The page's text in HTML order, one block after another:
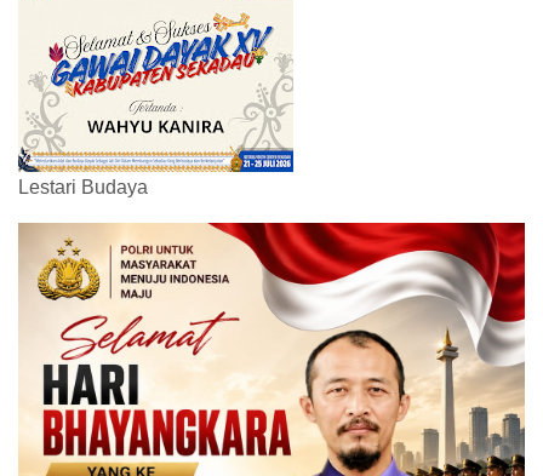
Lestari Budaya